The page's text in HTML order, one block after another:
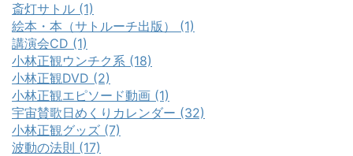
斎灯サトル (1)
絵本・本（サトルーチ出版） (1)
講演会CD (1)
小林正観ウンチク系 (18)
小林正観DVD (2)
小林正観エピソード動画 (1)
宇宙賛歌日めくりカレンダー (32)
小林正観グッズ (7)
波動の法則 (17)